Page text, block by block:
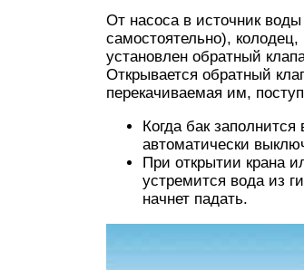
От насоса в источник
самостоятельно),
установлен обратный
Открывается обратный
перекачиваемая им,
Когда бак
автоматически
При открытии крана
устремится вода из
начнет падать.